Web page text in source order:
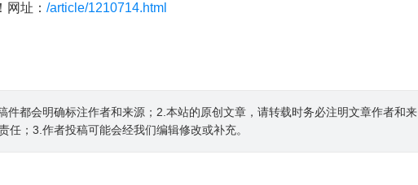
网址： /article/1210714.html
件都会明确标注作者和来源；2.本站的原创文章，请转载时务必注明文章作者和来
任；3.作者投稿可能会经我们编辑修改或补充。